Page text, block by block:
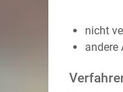
nicht
andere